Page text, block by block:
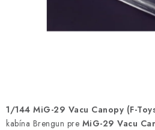
PUBLIKÁCIE
PREDÁVANÉ ZNAČKY
1/144 MiG-29 Vacu Canopy (F-
kabína Brengun pre MiG-29 Vacu